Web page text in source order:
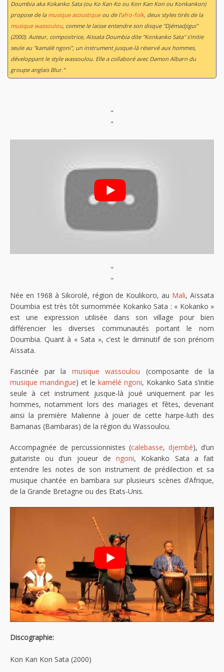
Doumbia aka Kokanko Sata (ou Ko Kan Ko ou Kon Kan Kon ou Konkankon)
propose de la musique acoustiqueou de l'afro-folk, deux styles tirés de la
musique wassoulou, comme le laisse entendre son disque "Djémadjigui"
(2000). Auteur, compositrice, Aïssata Doumbia dite "Konkanko Sata" s'initie
seule au "kamalé ngoni", un instrument jusque-là réservé aux hommes,
développant le style wassoulou. Elle a collaboré avec Damon Albarn du
groupe anglais Blur.”
"
"
"
"
Née en 1968 à Sikorolé, région de Koulikoro, au Mali, Aïssata
Doumbia est très tôt surnommée Kokanko Sata : « Kokanko »
est une expression utilisée dans son village pour bien
différencier les diverses communautés portant le nom
Doumbia. Quant à « Sata », c’est le diminutif de son prénom
Aïssata.
Fascinée par la musique wassoulou (composante de la
musique mandingue) et le kamélé ngoni, Kokanko Sata s’initie
seule à cet instrument jusque-là joué uniquement par les
hommes, notamment lors des mariages et fêtes, devenant
ainsi la première Malienne à jouer de cette harpe-luth des
Bamanas (Bambaras) de la région du Wassoulou.
Accompagnée de percussionnistes (calebasse, djembé), d’un
guitariste ou d’un joueur dengoni, Kokanko Sata a fait
entendre les notes de son instrument de prédilection et sa
musique chantée en bambara sur plusieurs scènes d’Afrique,
de la Grande Bretagne ou des Etats-Unis.
Discographie:
Kon Kan Kon Sata (2000)